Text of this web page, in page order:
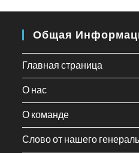
Общая
Главная страница
О нас
О команде
Слово от нашего